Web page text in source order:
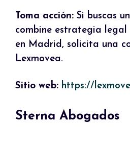
Toma acción: Si buscas
combine estrategia
en Madrid, solicita una
Lexmovea.
Sitio web: https://
Sterna Abogados